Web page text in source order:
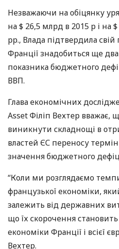
Незважаючи на обіцянку
на $ 26,5 млрд в 2015 р і на
рр., Влада підтвердила свій
Франції знадобиться ще
показника бюджетного
ВВП.
Глава економічних
Asset Філіп Вехтер вважає,
виникнути складнощі в
властей ЄС переносу
значення бюджетного
“Коли ми розглядаємо
французької економіки,
залежить від державних
що їх скорочення
економіки Франції і всієї
Вехтер.